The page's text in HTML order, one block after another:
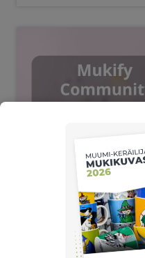
Uusi
Yhteisö/
julkaistu